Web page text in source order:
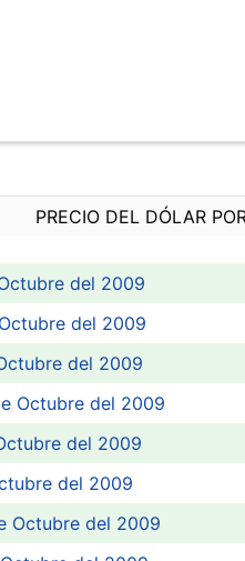
PRECIO DEL DÓLAR
del 2009
del 2009
del 2009
Octubre del 2009
del 2009
del 2009
Octubre del 2009